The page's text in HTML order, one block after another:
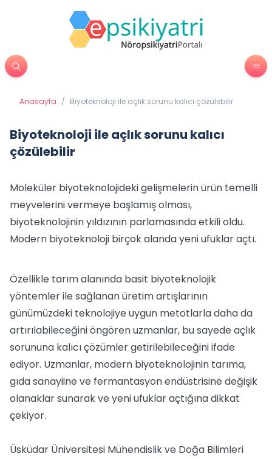
Anasayfa / Biyoteknoloji ile açlık sorunu kalıcı çözülebilir
Biyoteknoloji ile açlık sorunu kalıcı
çözülebilir
Moleküler biyoteknolojideki gelişmelerin ürün temelli
meyvelerini vermeye başlamış olması,
biyoteknolojinin yıldızının parlamasında etkili oldu.
Modern biyoteknoloji birçok alanda yeni ufuklar açtı.
Özellikle tarım alanında basit biyoteknolojik
yöntemler ile sağlanan üretim artışlarının
günümüzdeki teknolojiye uygun metotlarla daha da
artırılabileceğini öngören uzmanlar, bu sayede açlık
sorununa kalıcı çözümler getirilebileceğini ifade
ediyor. Uzmanlar, modern biyoteknolojinin tarıma,
gıda sanayiine ve fermantasyon endüstrisine değişik
olanaklar sunarak ve yeni ufuklar açtığına dikkat
çekiyor.
Üsküdar Üniversitesi Mühendislik ve Doğa Bilimleri